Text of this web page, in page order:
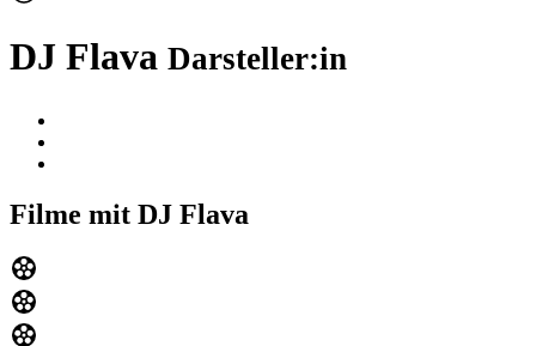
DJ Flava Darsteller:in
Filme mit DJ Flava